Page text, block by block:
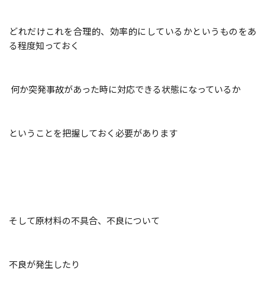
どれだけこれを合理的、効率的にしているかというものをあ
る程度知っておく
何か突発事故があった時に対応できる状態になっているか
ということを把握しておく必要があります
そして原材料の不具合、不良について
不良が発生したり